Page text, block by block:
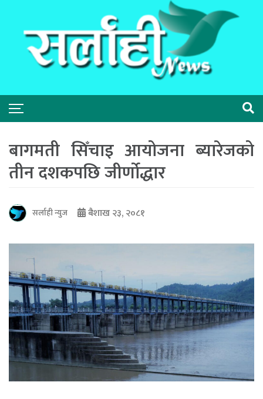
बागमती सिँचाइ आयोजना ब्यारेजको
तीन दशकपछि जीर्णाेद्धार
सर्लाही न्युज बैशाख २३, २०८१